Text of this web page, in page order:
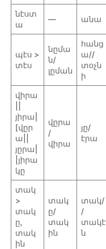
նէստ
ա
— անա
պէս >
տէս
նըմա
ն/
լըման
հանց
ա//
տօչն
ի
վիրա
յիրա|
[վըր
ա||
յըրա|
|յիրա
կը
վըրա
/
վիրա
յը/
էրա
տակ
>
տակ
ը,
տակ
ին
տակ
ը/
տակ
ին
տակ/
/
տակէ
ն